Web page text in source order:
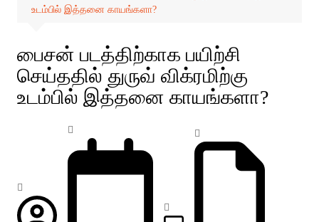
உடம்பில் இத்தனை காயங்களா?
பைசன் படத்திற்காக பயிற்சி
செய்ததில் துருவ் விக்ரமிற்கு
உடம்பில் இத்தனை காயங்களா?